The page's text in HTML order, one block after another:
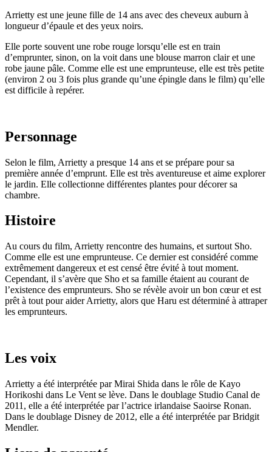
Arrietty est une jeune fille de 14 ans avec des cheveux auburn à
longueur d’épaule et des yeux noirs.
Elle porte souvent une robe rouge lorsqu’elle est en train
d’emprunter, sinon, on la voit dans une blouse marron clair et une
robe jaune pâle. Comme elle est une emprunteuse, elle est très petite
(environ 2 ou 3 fois plus grande qu’une épingle dans le film) qu’elle
est difficile à repérer.
Personnage
Selon le film, Arrietty a presque 14 ans et se prépare pour sa
première année d’emprunt. Elle est très aventureuse et aime explorer
le jardin. Elle collectionne différentes plantes pour décorer sa
chambre.
Histoire
Au cours du film, Arrietty rencontre des humains, et surtout Sho.
Comme elle est une emprunteuse. Ce dernier est considéré comme
extrêmement dangereux et est censé être évité à tout moment.
Cependant, il s’avère que Sho et sa famille étaient au courant de
l’existence des emprunteurs. Sho se révèle avoir un bon cœur et est
prêt à tout pour aider Arrietty, alors que Haru est déterminé à attraper
les emprunteurs.
Les voix
Arrietty a été interprétée par Mirai Shida dans le rôle de Kayo
Horikoshi dans Le Vent se lève. Dans le doublage Studio Canal de
2011, elle a été interprétée par l’actrice irlandaise Saoirse Ronan.
Dans le doublage Disney de 2012, elle a été interprétée par Bridgit
Mendler.